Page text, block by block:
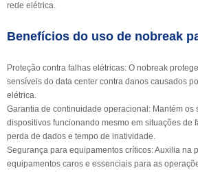
rede elétrica.
Benefícios do uso de nobreak
Proteção contra falhas elétricas: O nobreak
sensíveis do data center contra danos causados
elétrica.
Garantia de continuidade operacional: Mantém os
dispositivos funcionando mesmo em situações de
perda de dados e tempo de inatividade.
Segurança para equipamentos críticos: Auxilia na
equipamentos caros e essenciais para as